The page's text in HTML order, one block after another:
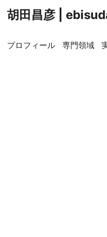
胡田昌彦 |
プロフィール 専門領域